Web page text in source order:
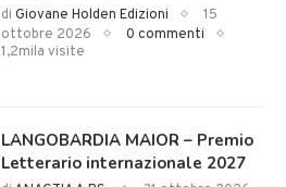
di Giovane Holden Edizioni
15
ottobre 2026
0 commenti
1,2mila visite
LANGOBARDIA MAIOR – Premio
Letterario internazionale 2027